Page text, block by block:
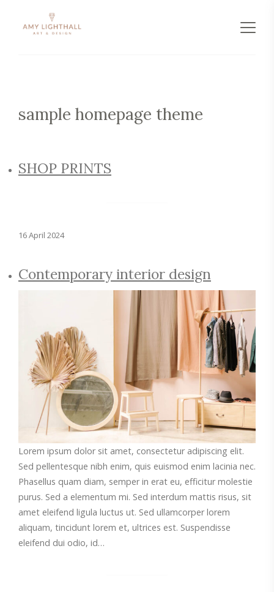
sample homepage theme
SHOP PRINTS
16 April 2024
Contemporary interior design
Lorem ipsum dolor sit amet, consectetur adipiscing elit.
Sed pellentesque nibh enim, quis euismod enim lacinia nec.
Phasellus quam diam, semper in erat eu, efficitur molestie
purus. Sed a elementum mi. Sed interdum mattis risus, sit
amet eleifend ligula luctus ut. Sed ullamcorper lorem
aliquam, tincidunt lorem et, ultrices est. Suspendisse
eleifend dui odio, id…